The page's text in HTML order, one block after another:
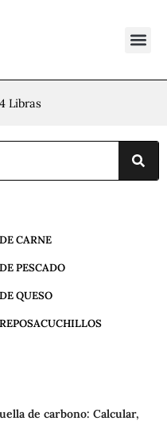
Libras
DE CARNE
DE PESCADO
DE QUESO
REPOSACUCHILLOS
de carbono: Calcular,